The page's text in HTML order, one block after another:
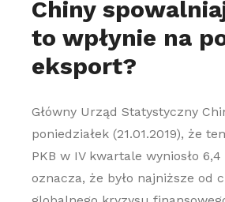
Chiny
to wpłynie na
eksport?
Główny Urząd Statystyczny
poniedziałek (21.01.2019), że
PKB w IV kwartale wyniosło
oznacza, że było najniższe od